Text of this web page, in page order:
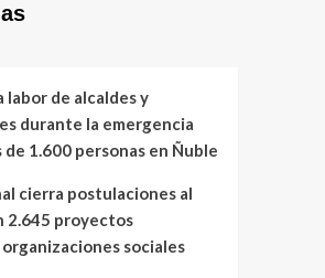
labor de alcaldes y
durante la emergencia
1.600 personas en Ñuble
cierra postulaciones al
2.645 proyectos
sociales